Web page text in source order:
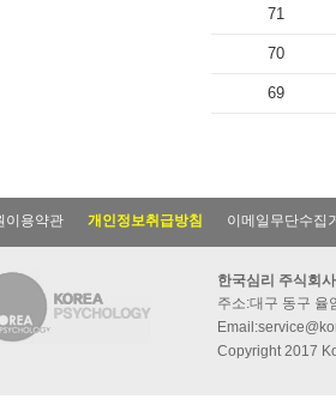
71
70
69
이용약관 개인정보취급방침 이메일무단수집
한국심리 주식회사
주소:대구 동구 율
Copyright 2017